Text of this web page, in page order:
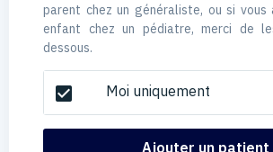
parent chez un généraliste, ou si vous
enfant chez un pédiatre, merci de
dessous.
check_box Moi uniquement
Ajouter un patient